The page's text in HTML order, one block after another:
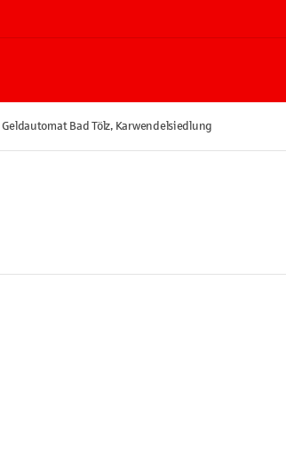
Bad Tölz, Karwendelsiedlung